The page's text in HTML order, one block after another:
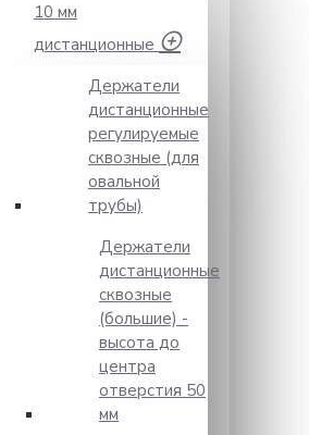
10 мм
дистанционные
Держатели
дистанционные
регулируемые
сквозные (для
овальной
трубы)
Держатели
дистанционные
сквозные
(большие) -
высота до
центра
отверстия 50
мм